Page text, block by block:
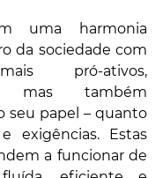
uma harmonia
da sociedade com
pró-ativos,
mas também
seu papel – quanto
exigências. Estas
a funcionar de